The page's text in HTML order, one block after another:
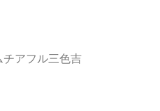
アフル三色吉